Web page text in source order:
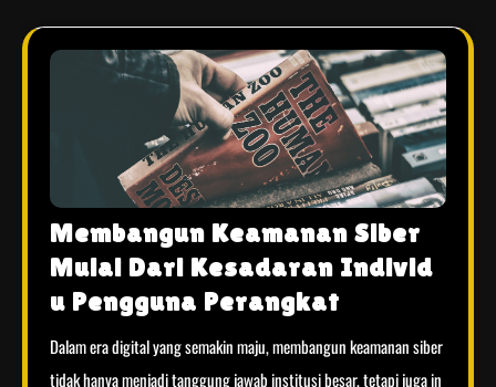
Membangun Keamanan Siber
Mulai Dari Kesadaran Individ
u Pengguna Perangkat
Dalam era digital yang semakin maju, membangun keamanan siber
tidak hanya menjadi tanggung jawab institusi besar, tetapi juga in